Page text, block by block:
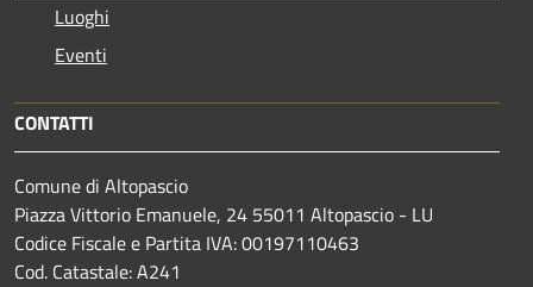
Luoghi
Eventi
CONTATTI
Comune di Altopascio
Piazza Vittorio Emanuele, 24 55011 Altopascio - LU
Codice Fiscale e Partita IVA: 00197110463
Cod. Catastale: A241